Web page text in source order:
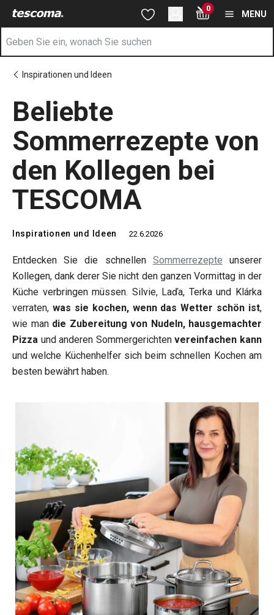
Sie befinden sich auf der Beliebte Sommerrezepte von den
Zum Hauptinhalt springen
Zur Suche springen
Zur Navigation springen 0
MENU
Inspirationen und Ideen
Beliebte
Sommerrezepte von
den Kollegen bei
TESCOMA
Inspirationen und Ideen 22.6.2026
Entdecken Sie die schnellen Sommerrezepte unserer
Kollegen, dank derer Sie nicht den ganzen Vormittag in der
Küche verbringen müssen. Silvie, Laďa, Terka und Klárka
verraten, was sie kochen, wenn das Wetter schön ist,
wie man die Zubereitung von Nudeln, hausgemachter
Pizza und anderen Sommergerichtenvereinfachen kann
und welche Küchenhelfer sich beim schnellen Kochen am
besten bewährt haben.